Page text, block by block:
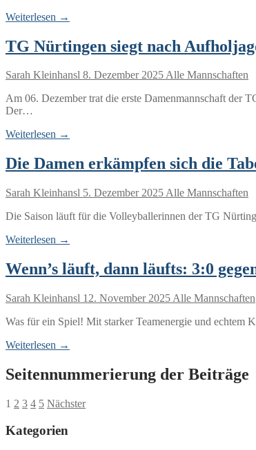
Weiterlesen →
TG Nürtingen siegt nach
Sarah Kleinhansl 8. Dezember 2025Alle Mannschaften
Am 06. Dezember trat die erste Damenmannschaft der
Der…
Weiterlesen →
Die Damen erkämpfen sich die
Sarah Kleinhansl 5. Dezember 2025 Alle Mannschaften
Die Saison läuft für die Volleyballerinnen der TG
Weiterlesen →
Wenn’s läuft, dann läufts: 3:0
Sarah Kleinhansl 12. November 2025 Alle Mannschaften
Was für ein Spiel! Mit starker Teamenergie und echtem
Weiterlesen →
Seitennummerierung der Beiträge
1 2 3 4 5 Nächster
Kategorien